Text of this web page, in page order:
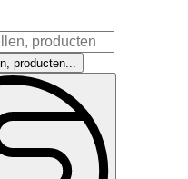
producten...